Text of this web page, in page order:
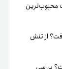
محبوب‌ترین
یافت؟ از تنش